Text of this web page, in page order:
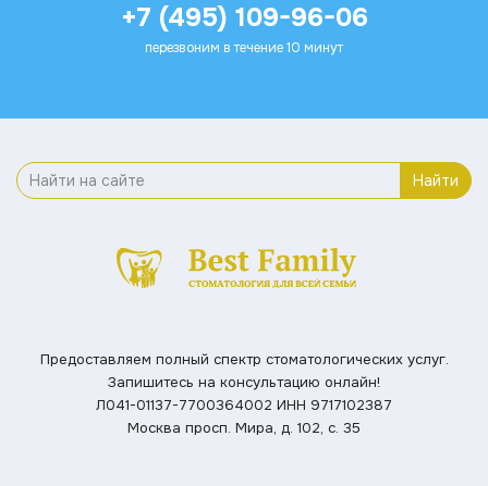
+7 (495) 109-96-06
перезвоним в течение 10 минут
Найти
Предоставляем полный спектр стоматологических услуг.
Запишитесь на консультацию онлайн!
Л041-01137-7700364002 ИНН 9717102387
Москва просп. Мира, д. 102, с. 35